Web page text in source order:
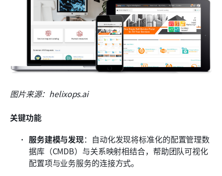
图片来源：helixops.ai
关键功能
服务建模与发现：自动化发现将标准化的配置管理数
据库（CMDB）与关系映射相结合，帮助团队可视化
配置项与业务服务的连接方式。